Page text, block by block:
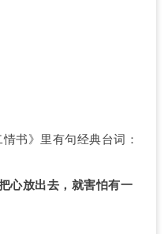
书》里有句经典台词：
心放出去，就害怕有一